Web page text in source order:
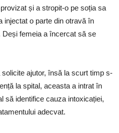
și a stropit-o pe soția sa
injectat o parte din otravă în
Deși femeia a încercat să se
ajutor, însă la scurt timp s-
la spital, aceasta a intrat în
să identifice cauza intoxicației,
adecvat.